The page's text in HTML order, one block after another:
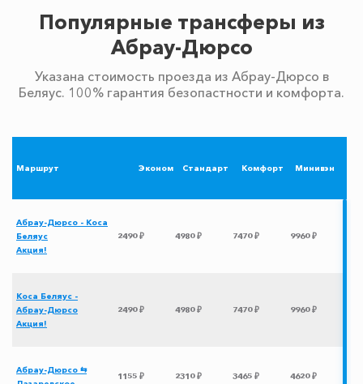
Популярные трансферы из
Абрау-Дюрсо
Указана стоимость проезда из Абрау-Дюрсо в
Беляус. 100% гарантия безопастности и комфорта.
Маршрут Эконом Стандарт Комфорт Минивэн
Абрау-Дюрсо - Коса
Беляус
Акция!
2490 ₽ 4980 ₽ 7470 ₽ 9960 ₽
Коса Беляус -
Абрау-Дюрсо
Акция!
2490 ₽ 4980 ₽ 7470 ₽ 9960 ₽
Абрау-Дюрсо ⇆
1155 ₽ 2310 ₽ 3465 ₽ 4620 ₽